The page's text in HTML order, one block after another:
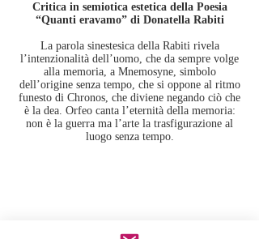
Critica in semiotica estetica della Poesia
“Quanti eravamo” di Donatella Rabiti
La parola sinestesica della Rabiti rivela
l’intenzionalità dell’uomo, che da sempre volge
alla memoria, a Mnemosyne, simbolo
dell’origine senza tempo, che si oppone al ritmo
funesto di Chronos, che diviene negando ciò che
è la dea. Orfeo canta l’eternità della memoria:
non è la guerra ma l’arte la trasfigurazione al
luogo senza tempo.